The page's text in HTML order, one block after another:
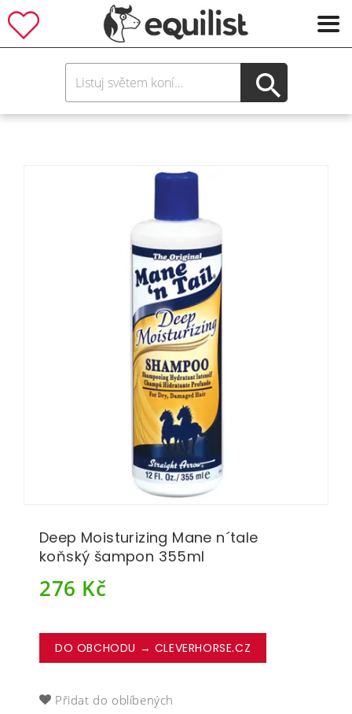
Deep Moisturizing Mane n´tale
koňský šampon 355ml
276 Kč
DO OBCHODU → CLEVERHORSE.CZ
Přidat do oblíbených